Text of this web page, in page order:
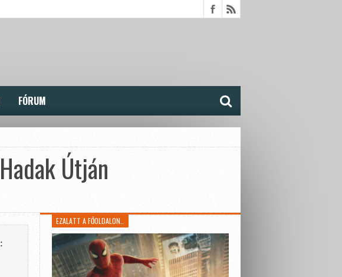
FÓRUM
Útján
EZALATT A FŐOLDALON…